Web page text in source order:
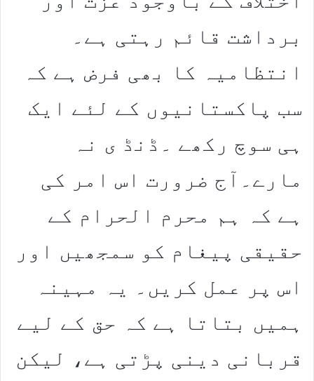
برداشت قائم رہتی ہے۔
انتظامیہ کا بھی فرض ہے کہ
سب پاکستانیوں کے لئے ایک
ہی سوچ رکھے ۔ڈنڈ ی نہ
مارے۔آج ضرورت اس امر کی
ہے کہ ہم محرم الحرام کے
حقیقی پیغام کو سمجھیں اور
اس پر عمل کریں۔ یہ مہینہ
ہمیں بتاتا ہے کہ حق کے لیے
قربانی دینی پڑتی ہے، لیکن